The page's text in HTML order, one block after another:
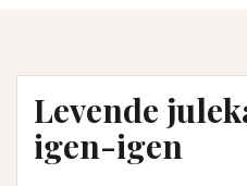
Levende
igen-igen